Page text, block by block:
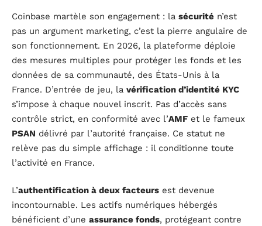
Coinbase martèle son engagement : la sécurité n’est
pas un argument marketing, c’est la pierre angulaire de
son fonctionnement. En 2026, la plateforme déploie
des mesures multiples pour protéger les fonds et les
données de sa communauté, des États-Unis à la
France. D’entrée de jeu, la vérification d’identité KYC
s’impose à chaque nouvel inscrit. Pas d’accès sans
contrôle strict, en conformité avec l’AMF et le fameux
PSAN délivré par l’autorité française. Ce statut ne
relève pas du simple affichage : il conditionne toute
l’activité en France.
L’authentification à deux facteurs est devenue
incontournable. Les actifs numériques hébergés
bénéficient d’une assurance fonds, protégeant contre